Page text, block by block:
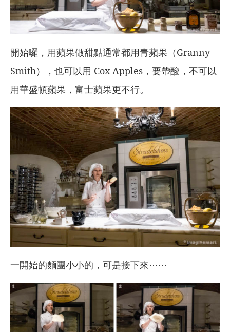
開始囉，用蘋果做甜點通常都用青蘋果（Granny
Smith），也可以用 Cox Apples，要帶酸，不可以
用華盛頓蘋果，富士蘋果更不行。
一開始的麵團小小的，可是接下來⋯⋯